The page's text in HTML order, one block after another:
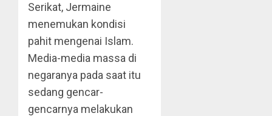
Serikat, Jermaine
menemukan kondisi
pahit mengenai Islam.
Media-media massa di
negaranya pada saat itu
sedang gencar-
gencarnya melakukan